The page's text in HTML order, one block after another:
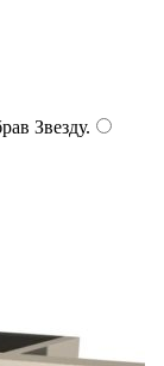
Звезду.